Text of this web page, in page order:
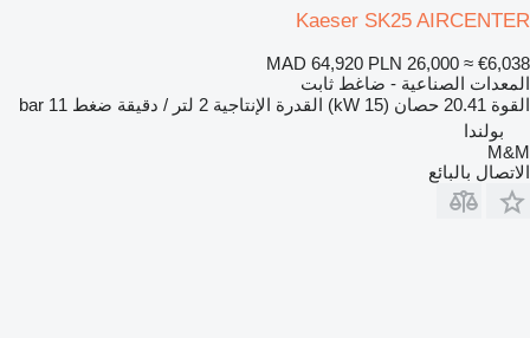
Kaeser SK25 AIRCENTER
MAD 64,920 PLN 26,000 ≈ €6,038
المعدات الصناعية - ضاغط ثابت
القوة 20.41 حصان (15 kW) القدرة الإنتاجية 2 لتر / دقيقة ضغط 11 bar
بولندا
M&M
الاتصال بالبائع